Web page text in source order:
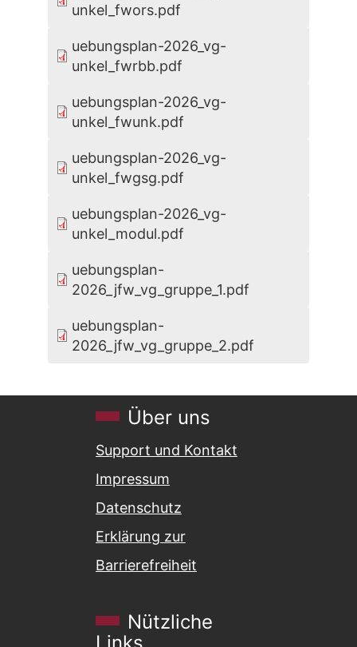
unkel_fwors.pdf
uebungsplan-2026_vg-
unkel_fwrbb.pdf
uebungsplan-2026_vg-
unkel_fwunk.pdf
uebungsplan-2026_vg-
unkel_fwgsg.pdf
uebungsplan-2026_vg-
unkel_modul.pdf
uebungsplan-
2026_jfw_vg_gruppe_1.pdf
uebungsplan-
2026_jfw_vg_gruppe_2.pdf
Über uns
Support und Kontakt
Impressum
Datenschutz
Erklärung zur
Barrierefreiheit
Nützliche